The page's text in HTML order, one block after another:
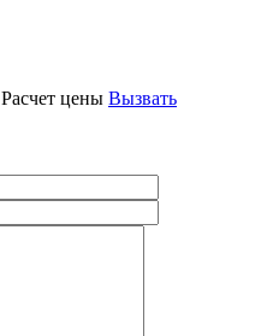
Расчет цены Вызвать